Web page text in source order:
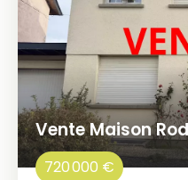
Vente Maison
720 000 €